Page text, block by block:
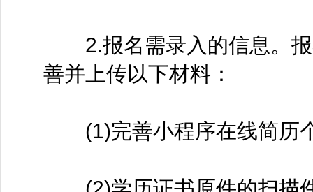
2.报名需录入的信息。报
善并上传以下材料：
(1)完善小程序在线简历